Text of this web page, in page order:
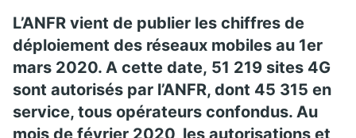
L’ANFR vient de publier les chiffres de
déploiement des réseaux mobiles au 1er
mars 2020. A cette date, 51 219 sites 4G
sont autorisés par l’ANFR, dont 45 315 en
service, tous opérateurs confondus. Au
mois de février 2020, les autorisations et